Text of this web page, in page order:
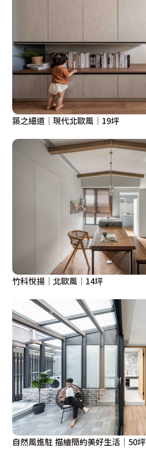
築之細道│現代北歐風│19坪
竹科悅揚│北歐風│14坪
自然風進駐 描繪簡約美好生活│50坪